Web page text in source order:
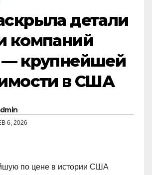
детали
компаний
— крупнейшей
в США
6, 2026
по цене в истории США